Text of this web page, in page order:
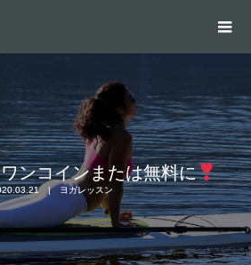
ンコインまたは無料に
ヨガレッスン